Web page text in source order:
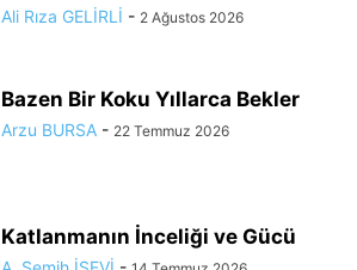
Ali Rıza GELİRLİ - 2 Ağustos 2026
Bazen Bir Koku Yıllarca Bekler
Arzu BURSA - 22 Temmuz 2026
Katlanmanın İnceliği ve Gücü